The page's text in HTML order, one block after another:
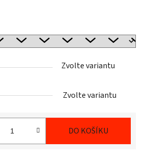
Zvolte variantu
Zvolte variantu
DO KOŠÍKU